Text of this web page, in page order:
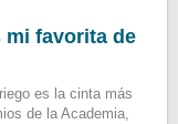
favorita de
es la cinta más
de la Academia,